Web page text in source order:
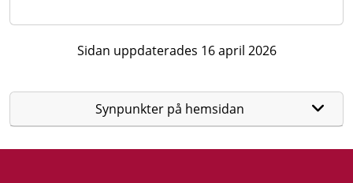
Sidan uppdaterades 16 april 2026
Synpunkter på hemsidan